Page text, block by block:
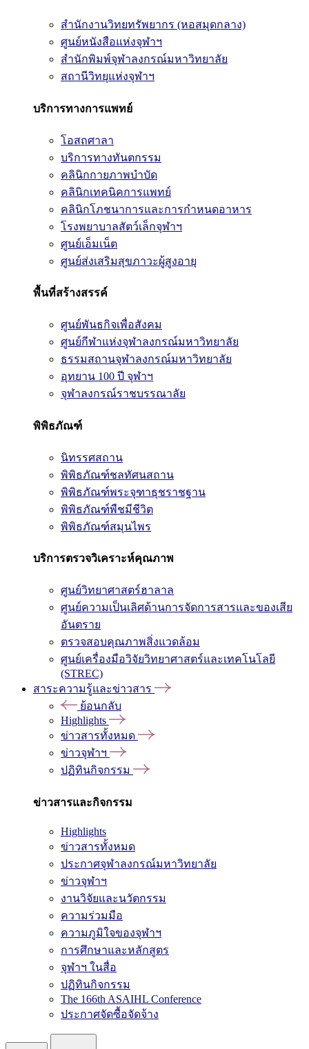
สำนักงานวิทยทรัพยากร (หอสมุดกลาง)
ศูนย์หนังสือแห่งจุฬาฯ
สำนักพิมพ์จุฬาลงกรณ์มหาวิทยาลัย
สถานีวิทยุแห่งจุฬาฯ
บริการทางการแพทย์
โอสถศาลา
บริการทางทันตกรรม
คลินิกกายภาพบำบัด
คลินิกเทคนิคการแพทย์
คลินิกโภชนาการและการกำหนดอาหาร
โรงพยาบาลสัตว์เล็กจุฬาฯ
ศูนย์เอ็มเน็ต
ศูนย์ส่งเสริมสุขภาวะผู้สูงอายุ
พื้นที่สร้างสรรค์
ศูนย์พันธกิจเพื่อสังคม
ศูนย์กีฬาแห่งจุฬาลงกรณ์มหาวิทยาลัย
ธรรมสถานจุฬาลงกรณ์มหาวิทยาลัย
อุทยาน 100 ปี จุฬาฯ
จุฬาลงกรณ์ราชบรรณาลัย
พิพิธภัณฑ์
นิทรรศสถาน
พิพิธภัณฑ์ชลทัศนสถาน
พิพิธภัณฑ์พระจุฑาธุชราชฐาน
พิพิธภัณฑ์พืชมีชีวิต
พิพิธภัณฑ์สมุนไพร
บริการตรวจวิเคราะห์คุณภาพ
ศูนย์วิทยาศาสตร์ฮาลาล
ศูนย์ความเป็นเลิศด้านการจัดการสารและของเสีย
อันตราย
ตรวจสอบคุณภาพสิ่งแวดล้อม
ศูนย์เครื่องมือวิจัยวิทยาศาสตร์และเทคโนโลยี
(STREC)
สาระความรู้และข่าวสาร
ย้อนกลับ
Highlights
ข่าวสารทั้งหมด
ข่าวจุฬาฯ
ปฏิทินกิจกรรม
ข่าวสารและกิจกรรม
Highlights
ข่าวสารทั้งหมด
ประกาศจุฬาลงกรณ์มหาวิทยาลัย
ข่าวจุฬาฯ
งานวิจัยและนวัตกรรม
ความร่วมมือ
ความภูมิใจของจุฬาฯ
การศึกษาและหลักสูตร
จุฬาฯ ในสื่อ
ปฏิทินกิจกรรม
The 166th ASAIHL Conference
ประกาศจัดซื้อจัดจ้าง